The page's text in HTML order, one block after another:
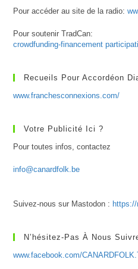
Pour accéder au site de la radio:
Pour soutenir TradCan:
crowdfunding-financement
Recueils Pour Accordéon
www.franchesconnexions.com/
Votre Publicité Ici ?
Pour toutes infos, contactez
info@canardfolk.be
Suivez-nous sur Mastodon :
N’hésitez-Pas À Nous
www.facebook.com/